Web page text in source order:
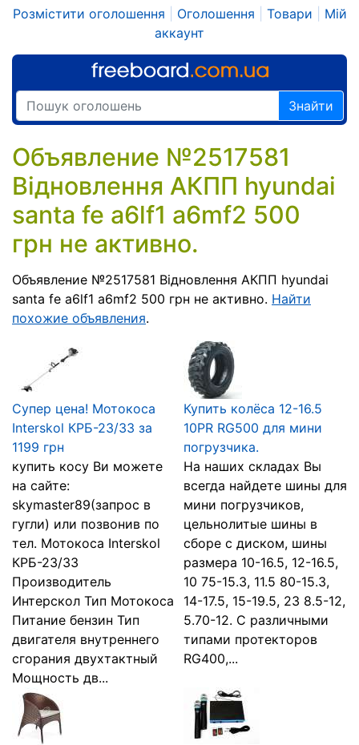
Розмістити оголошення Оголошення Товари
Мій
аккаунт
Знайти
Объявление №2517581
Відновлення АКПП hyundai
santa fe a6lf1 a6mf2 500
грн не активно.
Объявление №2517581 Відновлення АКПП hyundai
santa fe a6lf1 a6mf2 500 грн не активно. Найти
похожие объявления.
Супер цена! Мотокоса
Interskol КРБ-23/33 за
1199 грн
купить косу Ви можете
на сайте:
skymaster89(запрос в
гугли) или позвонив по
тел. Мотокоса Interskol
КРБ-23/33
Производитель
Интерскол Тип Мотокоса
Питание бензин Тип
двигателя внутреннего
сгорания двухтактный
Мощность дв...
Купить колёса 12-16.5
10PR RG500 для мини
погрузчика.
На наших складах Вы
всегда найдете шины для
мини погрузчиков,
цельнолитые шины в
сборе с диском, шины
размера 10-16.5, 12-16.5,
10 75-15.3, 11.5 80-15.3,
14-17.5, 15-19.5, 23 8.5-12,
5.70-12. С различными
типами протекторов
RG400,...